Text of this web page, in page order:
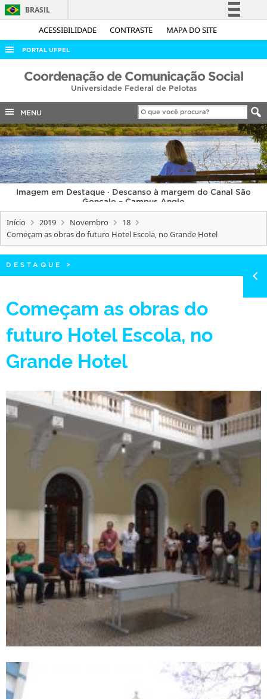
ACESSIBILIDADE CONTRASTE MAPA DO SITE
BRASIL
Simplifique!
Acesso à informação
Legislação
Canais
PORTAL UFPEL
ACESSO À INFORMAÇÃO
COBALTO
CONCURSOS
EDITAIS
INTERNACIONAL
OUVIDORIA
PORTARIAS
TELEFONES
Coordenação de Comunicação Social
Universidade Federal de Pelotas
MENU
Imagem em Destaque · Descanso à margem do Canal São
Gonçalo – Campus Anglo
Início 2019 Novembro
18
Começam as obras do futuro Hotel Escola, no Grande Hotel
DESTAQUE >
Começam as obras do
futuro Hotel Escola, no
Grande Hotel